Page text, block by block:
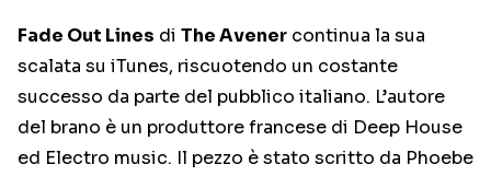
Fade Out Lines di The Avener continua la sua
scalata su iTunes, riscuotendo un costante
successo da parte del pubblico italiano. L’autore
del brano è un produttore francese di Deep House
ed Electro music. Il pezzo è stato scritto da Phoebe